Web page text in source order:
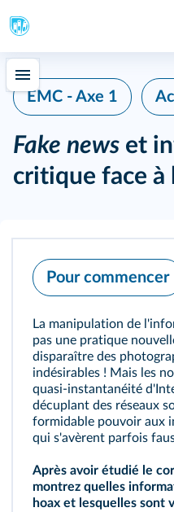
EMC - Axe 1
Fake news et
critique face
Pour commencer
La manipulation de
pas une pratique
disparaître des
indésirables ! Mais les
quasi‑instantanéité
décuplant des réseaux
formidable pouvoir aux
qui s'avèrent parfois
Après avoir étudié le
montrez quelles
hoax et lesquelles sont